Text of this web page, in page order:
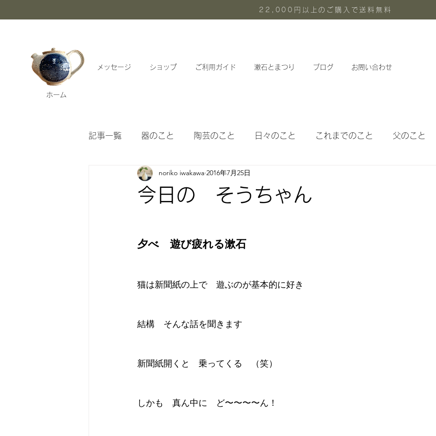
22,000円以上のご購入で送料無料
メッセージ ショップ ご利用ガイド 漱石とまつり ブログ お問い合わせ
ホーム
記事一覧 器のこと 陶芸のこと 日々のこと これまでのこと 父のこと
漱石ブログアーカイブ 体験メニュー
今日の そうちゃん
noriko iwakawa 2016年7月25日
夕べ　遊び疲れる漱石
猫は新聞紙の上で　遊ぶのが基本的に好き
結構　そんな話を聞きます
新聞紙開くと　乗ってくる　（笑）
しかも　真ん中に　ど〜〜〜〜ん！